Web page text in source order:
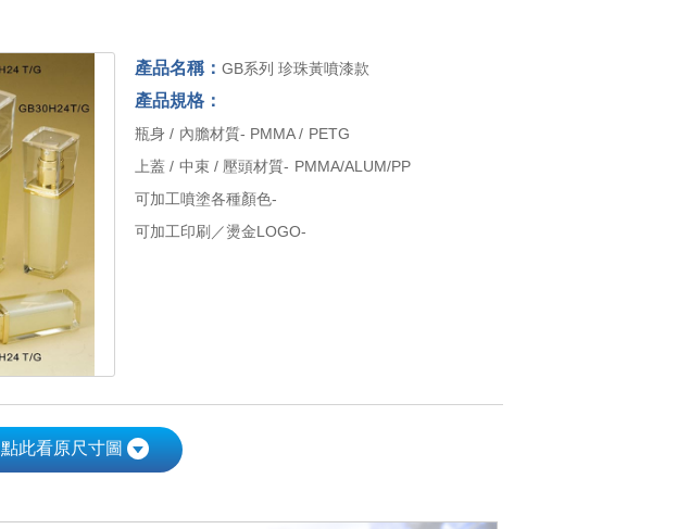
產品名稱： GB系列 珍珠黃噴漆款
產品規格：
瓶身 / 內膽材質- PMMA / PETG
上蓋 / 中束 / 壓頭材質- PMMA/ALUM/PP
可加工噴塗各種顏色-
可加工印刷／燙金LOGO-
點此看原尺寸圖